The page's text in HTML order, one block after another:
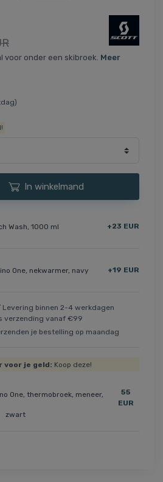
voor onder een skibroek. Meer
In winkelmand
Wash, 1000 ml +23 EUR
One, nekwarmer, navy +19 EUR
Levering binnen 2-4 werkdagen
verzending vanaf €99
je bestelling op maandag
voor je geld: Koop deze!
One, thermobroek, meneer,
zwart
55
EUR